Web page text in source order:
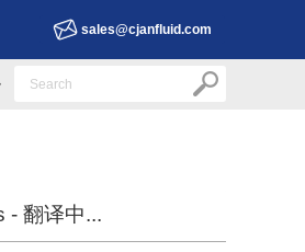
sales@cjanfluid.com
- 翻译中...